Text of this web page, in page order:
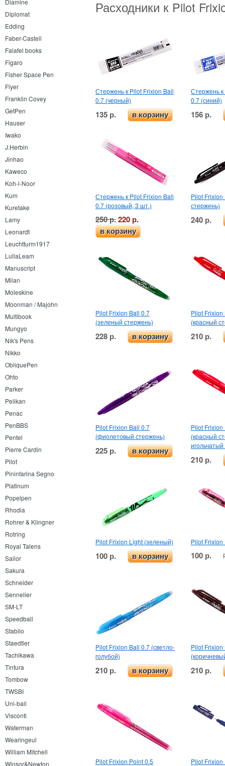
Diamine
Diplomat
Edding
Faber-Castell
Falafel books
Figaro
Fisher Space Pen
Flyer
Franklin Covey
GetPen
Hauser
Iwako
J.Herbin
Jinhao
Kaweco
Koh-i-Noor
Kum
Kuretake
Lamy
Leonardt
Leuchtturm1917
LullaLeam
Manuscript
Milan
Moleskine
Moonman / Majohn
Multibook
Mungyo
Nik's Pens
Nikko
ObliquePen
Ohto
Parker
Pelikan
Penac
PenBBS
Pentel
Pierre Cardin
Pilot
Pininfarina Segno
Platinum
Popelpen
Rhodia
Rohrer & Klingner
Rotring
Royal Talens
Sailor
Sakura
Schneider
Sennelier
SM-LT
Speedball
Stabilo
Staedtler
Tachikawa
Tintura
Tombow
TWSBI
Uni-ball
Visconti
Waterman
Wearingeul
William Mitchell
Winsor&Newton
Расходники к Pilot
Стержень к Pilot Frixion Ball
0.7 (черный)
135 р. в корзину
Стержень
0.7 (синий)
156 р.
Стержень к Pilot Frixion Ball
0.7 (розовый, 3 шт.)
250 р.220 р.
в корзину
Pilot Frixion
стержень)
240 р.
Pilot Frixion Ball 0.7
(зеленый стержень)
228 р. в корзину
Pilot Frixion
(красный
210 р.
Pilot Frixion Ball 0.7
(фиолетовый стержень)
225 р. в корзину
Pilot Frixion
(красный
210 р.
Pilot Frixion Light (зеленый)
100 р. в корзину
Pilot
100 р.
Pilot Frixion Ball 0.7 (светло-
голубой)
210 р. в корзину
Pilot Frixion
210 р.
Pilot Frixion Point 0.5
Pilot